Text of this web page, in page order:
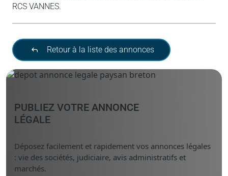
RCS VANNES.
Retour à la liste des annonces
PUBLIEZ VOTRE ANNONCE
LÉGALE
Déposez facilement et rapidement vos annonces légales
: vie des sociétés, judiciaire, avis administratifs et
marchés.